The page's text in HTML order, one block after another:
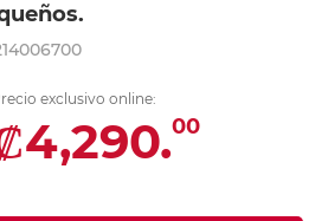
exclusivo online:
00